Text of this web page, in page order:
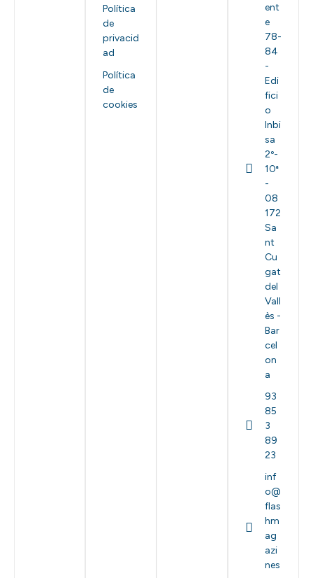
Política
de
privacid
ad
Política
de
cookies
ent
e
78-
84
-
Edi
fici
o
Inbi
sa
2º-
10ª
-
08
172
Sa
nt
Cu
gat
del
Vall
ès -
Bar
cel
on
a
93
85
3
89
23
inf
o@
flas
hm
ag
azi
nes